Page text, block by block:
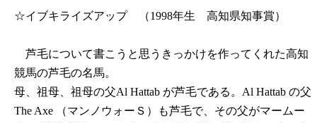
☆イブキライズアップ （1998年生 高知県知事賞）
芦毛について書こうと思うきっかけを作ってくれた高知
競馬の芦毛の名馬。
母、祖母、祖母の父Al Hattab が芦毛である。Al Hattab の父
The Axe （マンノウォーＳ）も芦毛で、その父がマームー